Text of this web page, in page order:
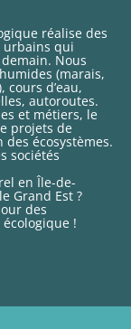
réalise des
urbains qui
Nous
(marais,
d’eau,
autoroutes.
et métiers, le
projets de
écosystèmes.
sociétés
en Île-de-
Grand Est ?
des
!